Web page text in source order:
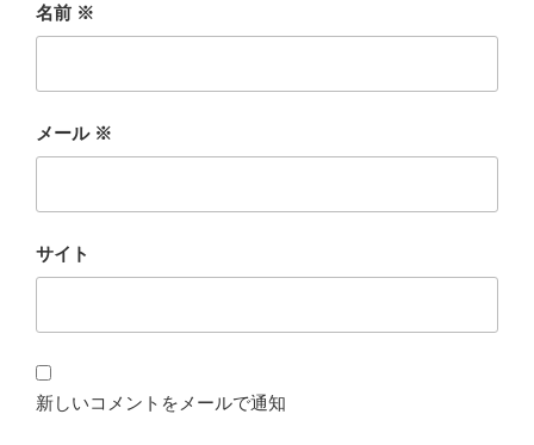
名前 ※
メール ※
サイト
新しいコメントをメールで通知